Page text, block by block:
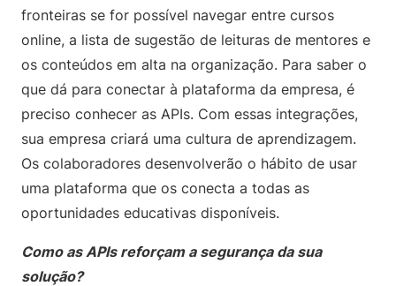
fronteiras se for possível navegar entre cursos
online, a lista de sugestão de leituras de mentores e
os conteúdos em alta na organização. Para saber o
que dá para conectar à plataforma da empresa, é
preciso conhecer as APIs. Com essas integrações,
sua empresa criará uma cultura de aprendizagem.
Os colaboradores desenvolverão o hábito de usar
uma plataforma que os conecta a todas as
oportunidades educativas disponíveis.
Como as APIs reforçam a segurança da sua
solução?